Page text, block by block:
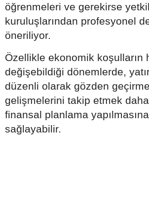
öğrenmeleri ve gerekirse
kuruluşlarından profesyonel
öneriliyor.
Özellikle ekonomik koşulların
değişebildiği dönemlerde,
düzenli olarak gözden
gelişmelerini takip etmek daha
finansal planlama
sağlayabilir.